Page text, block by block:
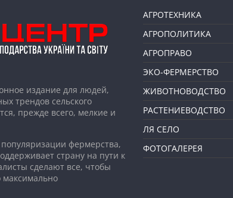
издание для людей,
трендов сельского
прежде всего, мелкие и
фермерства,
страну на пути к
сделают все, чтобы
АГРОТЕХНИКА
АГРОПОЛИТИКА
АГРОПРАВО
ЭКО-ФЕРМЕРСТВО
ЖИВОТНОВОДСТВО
РАСТЕНИЕВОДСТВО
ЛЯ СЕЛО
ФОТОГАЛЕРЕЯ